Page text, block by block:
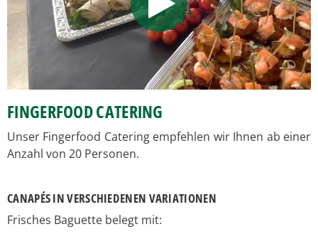
FINGERFOOD CATERING
Unser Fingerfood Catering empfehlen wir Ihnen ab einer
Anzahl von 20 Personen.
CANAPÉS IN VERSCHIEDENEN VARIATIONEN
Frisches Baguette belegt mit: